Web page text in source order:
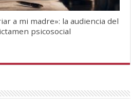
a mi madre»: la audiencia del
psicosocial